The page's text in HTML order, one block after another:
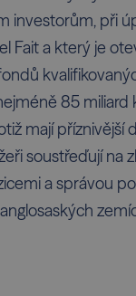
investorům, při
Fait a který je
85 miliard
mají příznivější
soustřeďují na
a správou